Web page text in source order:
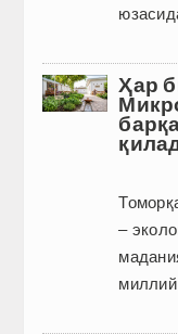
Ҳар
–